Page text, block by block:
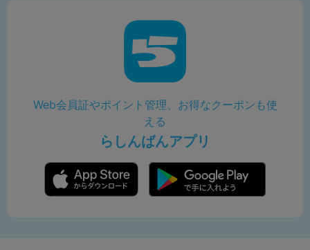
Web会員証やポイント管理、お得なクーポンも使
える
らしんばんアプリ